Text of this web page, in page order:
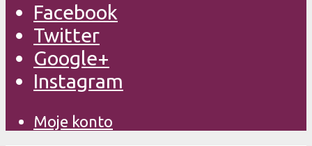
Facebook
Twitter
Google+
Instagram
Moje konto